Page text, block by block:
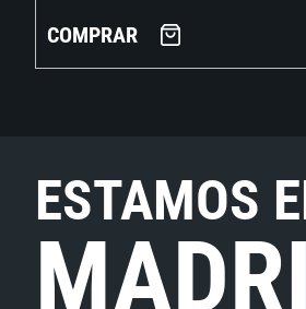
COMPRAR
ESTAMOS